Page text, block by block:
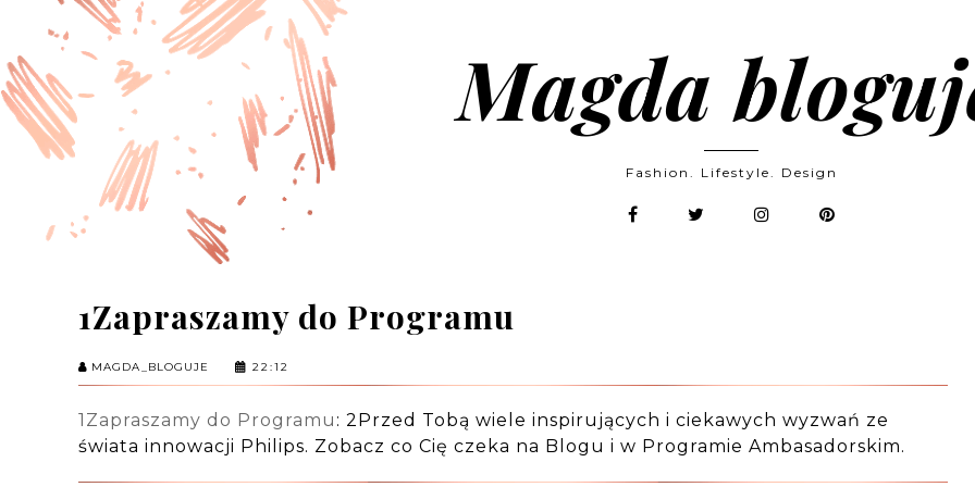
Magda
Fashion. Lifestyle. Design
1Zapraszamy do Programu
MAGDA_BLOGUJE 22:12
1Zapraszamy do Programu : 2Przed Tobą wiele inspirujących i ciekawych wyzwań ze
świata innowacji Philips. Zobacz co Cię czeka na Blogu i w Programie Ambasadorskim.